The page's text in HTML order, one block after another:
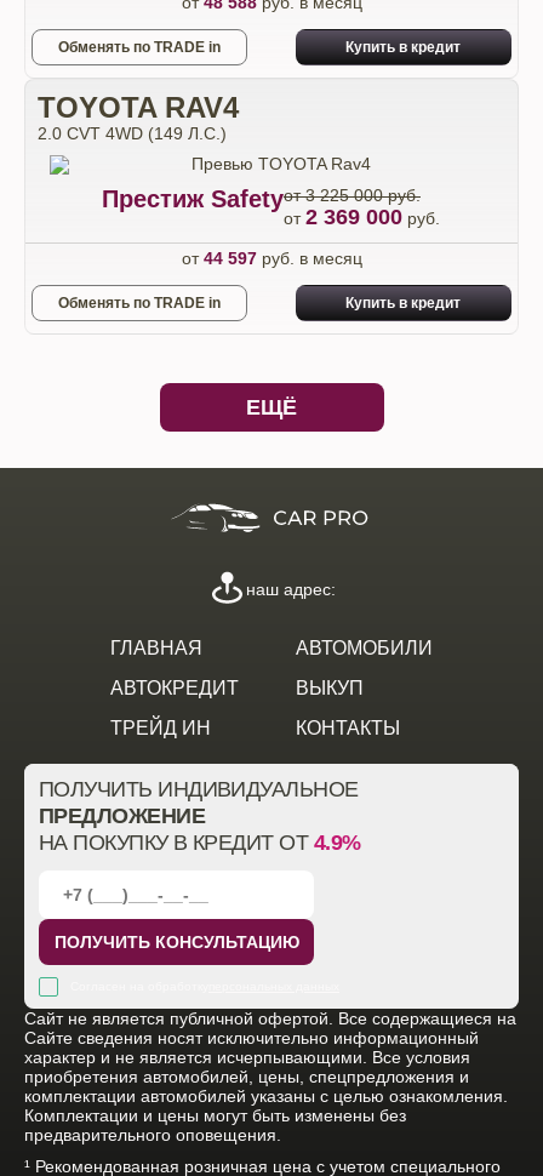
Обменять по TRADE in Купить в кредит
TOYOTA RAV4
2.0 CVT 4WD (149 Л.С.)
Престиж Safetyот 3 225 000 руб.
от2 369 000 руб.
от44 597руб. в месяц
Обменять по TRADE in Купить в кредит
ЕЩЁ
ГЛАВНАЯ
АВТОМОБИЛИ
АВТОКРЕДИТ
ВЫКУП
ТРЕЙД ИН
КОНТАКТЫ
наш адрес:
ПОЛУЧИТЬ ИНДИВИДУАЛЬНОЕ
ПРЕДЛОЖЕНИЕ
НА ПОКУПКУ В КРЕДИТ ОТ 4.9%
ПОЛУЧИТЬ КОНСУЛЬТАЦИЮ
Cайт не является публичной офертой. Все содержащиеся на
Сайте сведения носят исключительно информационный
характер и не является исчерпывающими. Все условия
приобретения автомобилей, цены, спецпредложения и
комплектации автомобилей указаны с целью ознакомления.
Комплектации и цены могут быть изменены без
предварительного оповещения.
¹ Рекомендованная розничная цена с учетом специального